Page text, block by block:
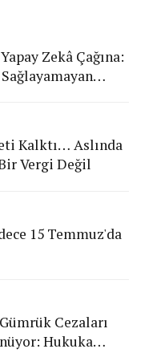
Zekâ Çağına:
Kalktı… Aslında
Vergi Değil
15 Temmuz'da
Cezaları
Hukuka